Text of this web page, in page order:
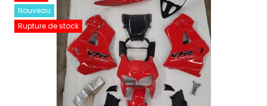
Nouveau
Rupture de stock